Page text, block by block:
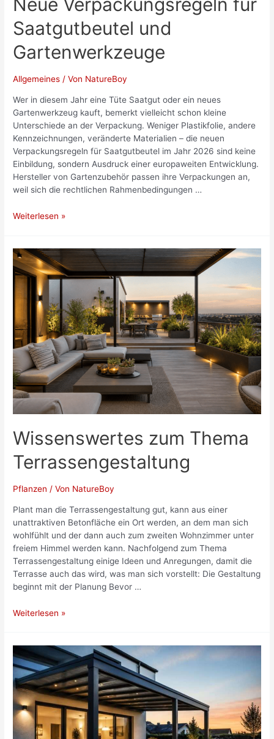
Neue Verpackungsregeln für
Saatgutbeutel und
Gartenwerkzeuge
Allgemeines / Von NatureBoy
Wer in diesem Jahr eine Tüte Saatgut oder ein neues
Gartenwerkzeug kauft, bemerkt vielleicht schon kleine
Unterschiede an der Verpackung. Weniger Plastikfolie, andere
Kennzeichnungen, veränderte Materialien – die neuen
Verpackungsregeln für Saatgutbeutel im Jahr 2026 sind keine
Einbildung, sondern Ausdruck einer europaweiten Entwicklung.
Hersteller von Gartenzubehör passen ihre Verpackungen an,
weil sich die rechtlichen Rahmenbedingungen …
Neue
Saatgutbeutel
und
Gartenwerkzeuge
Weiterlesen »
Wissenswertes zum Thema
Terrassengestaltung
Pflanzen / Von NatureBoy
Plant man die Terrassengestaltung gut, kann aus einer
unattraktiven Betonfläche ein Ort werden, an dem man sich
wohlfühlt und der dann auch zum zweiten Wohnzimmer unter
freiem Himmel werden kann. Nachfolgend zum Thema
Terrassengestaltung einige Ideen und Anregungen, damit die
Terrasse auch das wird, was man sich vorstellt: Die Gestaltung
beginnt mit der Planung Bevor …
Wissenswertes
Terrassengestaltung
Weiterlesen »